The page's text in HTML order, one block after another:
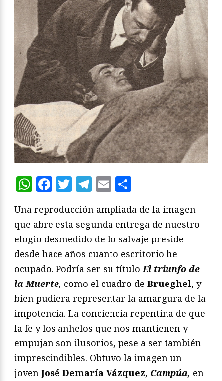
WhatsApp
Facebook
Twitter
Telegram
Email
Una reproducción ampliada de la imagen
que abre esta segunda entrega de nuestro
elogio desmedido de lo salvaje preside
desde hace años cuanto escritorio he
ocupado. Podría ser su títuloEl triunfo de
la Muerte, como el cuadro de Brueghel, y
bien pudiera representar la amargura de la
impotencia. La conciencia repentina de que
la fe y los anhelos que nos mantienen y
empujan son ilusorios, pese a ser también
imprescindibles. Obtuvo la imagen un
joven José Demaría Vázquez, Campúa, en